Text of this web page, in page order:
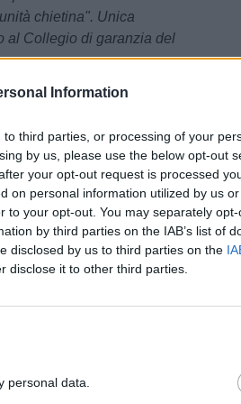
Information
third parties, or processing of your
by us, please use the below opt-out
your opt-out request is processed
on personal information utilized by us
to your opt-out. You may separately
by third parties on the IAB’s list of
disclosed by us to third parties on the
disclose it to other third parties.
personal data.
chietina". Unica
al Collegio di garanzia del
e il rinvio delle
19:22